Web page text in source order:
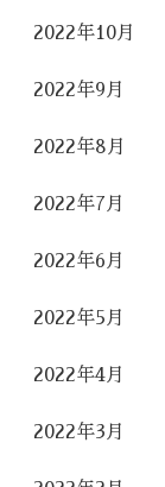
2022年10月
2022年9月
2022年8月
2022年7月
2022年6月
2022年5月
2022年4月
2022年3月